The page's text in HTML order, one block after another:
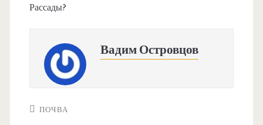
Рассады?
Вадим Островцов
ПОЧВА